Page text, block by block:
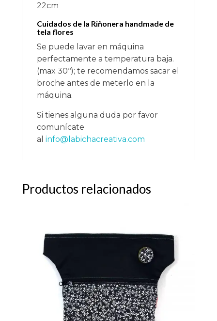
22cm
Cuidados de la Riñonera handmade de
tela flores
Se puede lavar en máquina
perfectamente a temperatura baja.
(max 30º); te recomendamos sacar el
broche antes de meterlo en la
máquina.
Si tienes alguna duda por favor
comunícate
al info@labichacreativa.com
Productos relacionados